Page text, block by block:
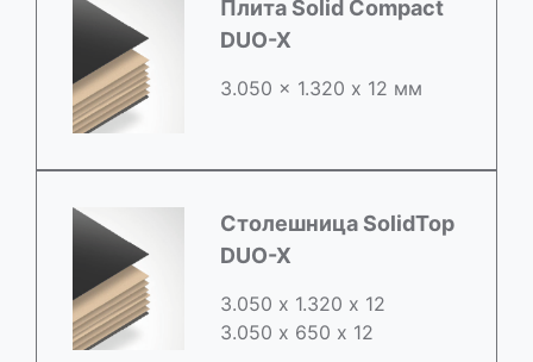
Плита Solid Compact
DUO-X
3.050 x 1.320 х 12 мм
Столешница SolidTop
DUO-X
3.050 х 1.320 х 12
3.050 x 650 х 12